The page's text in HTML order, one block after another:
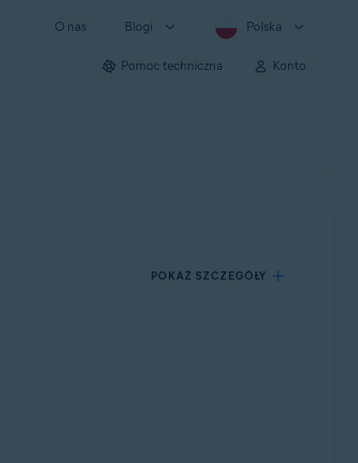
O nas Blogi Polska
Pomoc techniczna Konto
POKAŻ SZCZEGÓŁY